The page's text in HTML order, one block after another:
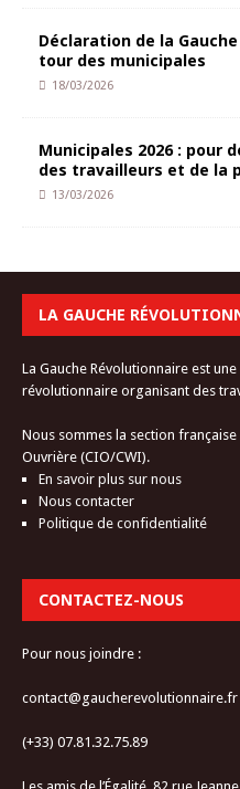
Déclaration de la
tour des municipales
18/03/2026
Municipales 2026 : pour
des travailleurs et de la
13/03/2026
LA GAUCHE
La Gauche Révolutionnaire est
révolutionnaire organisant des
Nous sommes la section
Ouvrière (CIO/CWI).
En savoir plus sur nous
Nous contacter
Politique de confidentialité
CONTACTEZ-NOUS
Pour nous joindre :
contact@gaucherevolutionnaire.fr
(+33) 07.81.32.75.89